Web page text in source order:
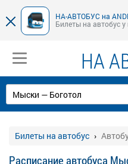
НА-АВТОБУС на
Билеты на автобус
НА
Билеты на автобус
Расписание автобуса